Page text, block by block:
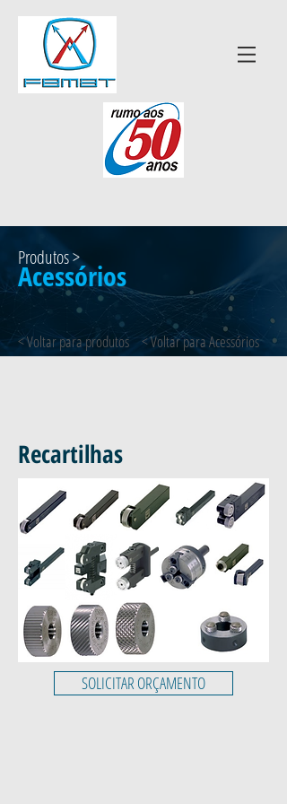
Produtos >
Acessórios
< Voltar para produtos < Voltar para Acessórios
Recartilhas
SOLICITAR ORÇAMENTO